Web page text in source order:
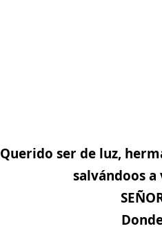
Querido ser de luz,
salvándoos